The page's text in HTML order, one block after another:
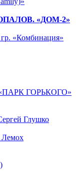
«ДОМ-2»
«Комбинация»
«ПАРК ГОРЬКОГО»
Глушко
Лемох